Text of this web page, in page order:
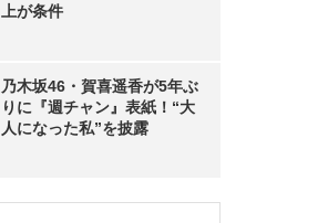
上が条件
乃木坂46・賀喜遥香が5年ぶ
りに『週チャン』表紙！“大
人になった私”を披露